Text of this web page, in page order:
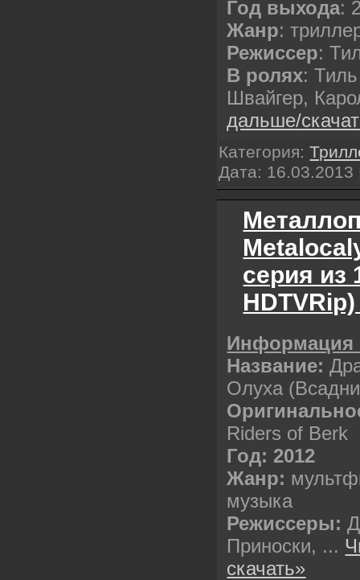
Год выхода:
Жанр:
Режиссер:
В ролях:
Швайгер,
дальше/
Категория:
Дата: 16.03.2013
серия из
Название:
Олуха
Riders of Berk
Год: 2012
Жанр:
музыка
Режиссеры:
Приноски, ...
скачать»